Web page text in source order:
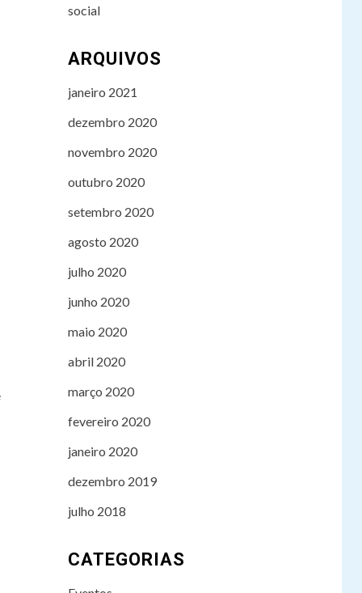
social
ARQUIVOS
janeiro 2021
dezembro 2020
novembro 2020
outubro 2020
setembro 2020
agosto 2020
julho 2020
junho 2020
maio 2020
abril 2020
março 2020
fevereiro 2020
janeiro 2020
dezembro 2019
julho 2018
CATEGORIASTECH